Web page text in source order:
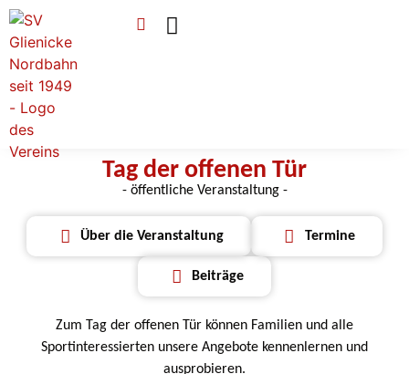
Tag der offenen Tür
- öffentliche Veranstaltung -
Über die Veranstaltung Termine
Beiträge
Zum Tag der offenen Tür können Familien und alle
Sportinteressierten unsere Angebote kennenlernen und
ausprobieren.